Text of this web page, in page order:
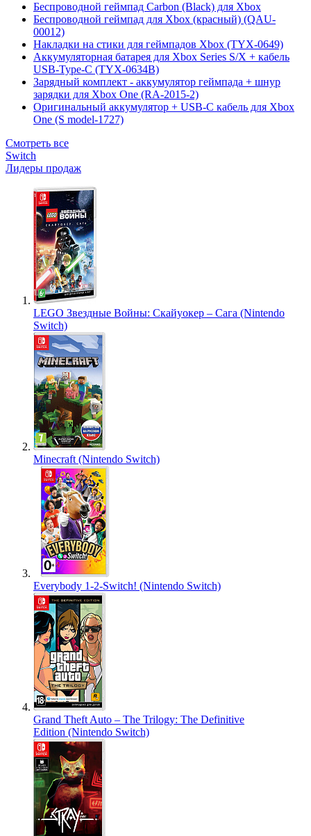
Беспроводной геймпад Carbon (Black) для Xbox
Беспроводной геймпад для Xbox (красный) (QAU-
00012)
Накладки на стики для геймпадов Xbox (TYX-0649)
Аккумуляторная батарея для Xbox Series S/X + кабель
USB-Type-C (TYX-0634B)
Зарядный комплект - аккумулятор геймпада + шнур
зарядки для Xbox One (RA-2015-2)
Оригинальный аккумулятор + USB-C кабель для Xbox
One (S model-1727)
Смотреть все
Switch
Лидеры продаж
LEGO Звездные Войны: Скайуокер – Сага (Nintendo
Switch)
Minecraft (Nintendo Switch)
Everybody 1-2-Switch! (Nintendo Switch)
Grand Theft Auto – The Trilogy: The Definitive
Edition (Nintendo Switch)